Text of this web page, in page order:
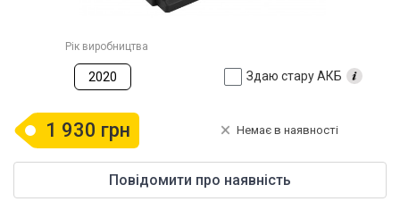
Рік виробництва
2020 Здаю стару АКБ
1 930 грн Немає в наявності
Повідомити про наявність